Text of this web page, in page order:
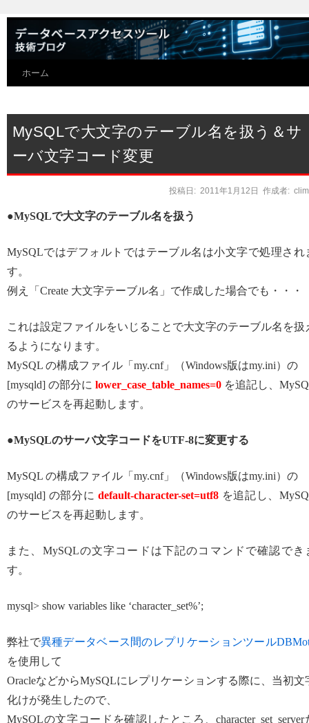
ホーム
MySQLで大文字のテーブル名を扱う＆サ
ーバ文字コード変更
投稿日: 2011年1月12日 作成者:
●MySQLで大文字のテーブル名を扱う
MySQLではデフォルトではテーブル名は小文字で処理され
す。
例え「Create 大文字テーブル名」で作成した場合でも・・・
これは設定ファイルをいじることで大文字のテーブル名を扱
るようになります。
MySQL の構成ファイル「my.cnf」（Windows版はmy.ini）の
[mysqld] の部分に lower_case_table_names=0 を追記し、
のサービスを再起動します。
●MySQLのサーバ文字コードをUTF-8に変更する
MySQL の構成ファイル「my.cnf」（Windows版はmy.ini）の
[mysqld] の部分に default-character-set=utf8 を追記し、
のサービスを再起動します。
また、MySQLの文字コードは下記のコマンドで確認でき
す。
mysql> show variables like ‘character_set%’;
弊社で異種データベース間のレプリケーションツール
を使用して
OracleなどからMySQLにレプリケーションする際に、当初文
化けが発生したので、
MySQLの文字コードを確認したところ、character_set_server